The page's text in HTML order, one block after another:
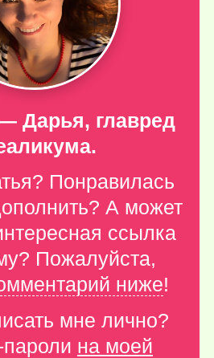
Дарья, главред
Понравилась
А может
ссылка
Пожалуйста,
ниже!
мне лично?
на моей